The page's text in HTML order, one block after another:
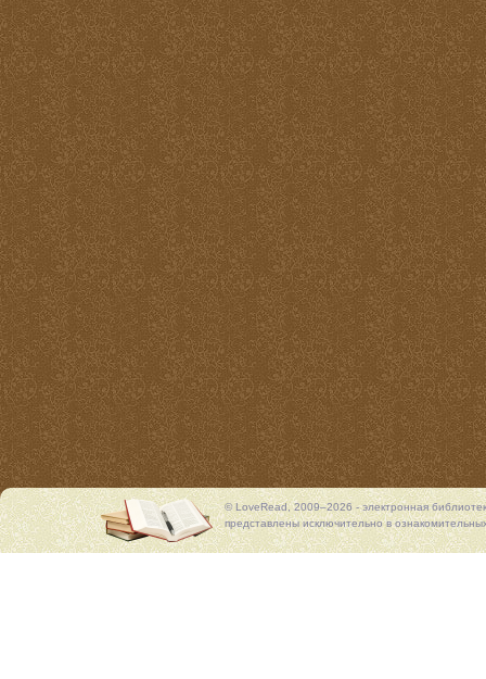
© LoveRead, 2009–2026 - электронная
представлены исключительно в